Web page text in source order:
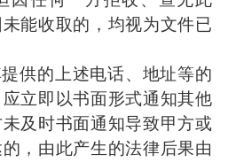
能收取的，均视为文件已
供的上述电话、地址等的
立即以书面形式通知其他
及时书面通知导致甲方或
，由此产生的法律后果由